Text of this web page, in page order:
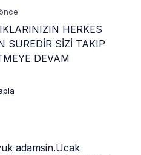
HERKES
SUREDİR SİZİ TAKIP
DEVAM
adamsin.Ucak